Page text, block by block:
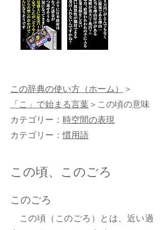
この辞典の使い方（ホーム）＞
「こ」で始まる言葉＞この頃の意味
カテゴリー： 時空間の表現
カテゴリー：慣用語
この頃、このごろ
このごろ
この頃（このごろ）とは、近い過